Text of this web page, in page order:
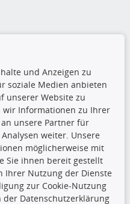
Daten,
die gesamte Datenbank,
kopiert werden. Es ist zu
Datenbank ohne
vervielfältigen, zu
durch Dritte ausführen
eine
wird verfolgt.
und Anzeigen zu
soziale Medien anbieten
unserer Website zu
wir Informationen zu Ihrer
unsere Partner für
weiter. Unsere
möglicherweise mit
Sie ihnen bereit gestellt
Ihrer Nutzung der Dienste
zur Cookie-Nutzung
Datenschutzerklärung